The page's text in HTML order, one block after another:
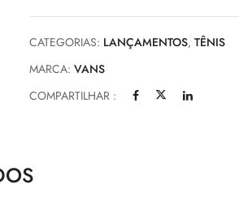
CATEGORIAS: LANÇAMENTOS,TÊNIS
MARCA:VANS
COMPARTILHAR :